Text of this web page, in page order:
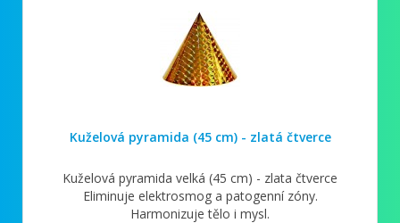
Kuželová pyramida (45 cm) - zlatá čtverce
Kuželová pyramida velká (45 cm) - zlata čtverce
Eliminuje elektrosmog a patogenní zóny.
Harmonizuje tělo i mysl.